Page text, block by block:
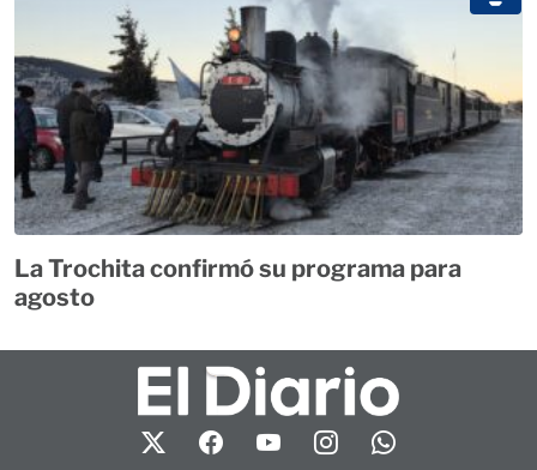
La Trochita confirmó su programa para
agosto